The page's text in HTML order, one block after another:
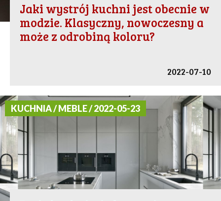
Jaki wystrój kuchni jest obecnie w
modzie. Klasyczny, nowoczesny a
może z odrobiną koloru?
2022-07-10
KUCHNIA / MEBLE / 2022-05-23